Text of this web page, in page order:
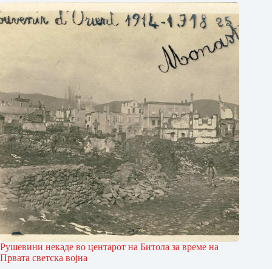
Рушевини некаде во центарот на Битола за време на
Првата светска војна